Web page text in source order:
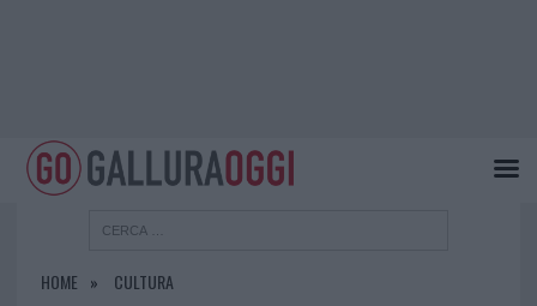
HOME CULTURA